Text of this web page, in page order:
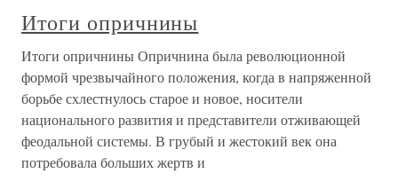
Итоги опричнины
Итоги опричнины Опричнина была революционной
формой чрезвычайного положения, когда в напряженной
борьбе схлестнулось старое и новое, носители
национального развития и представители отживающей
феодальной системы. В грубый и жестокий век она
потребовала больших жертв и